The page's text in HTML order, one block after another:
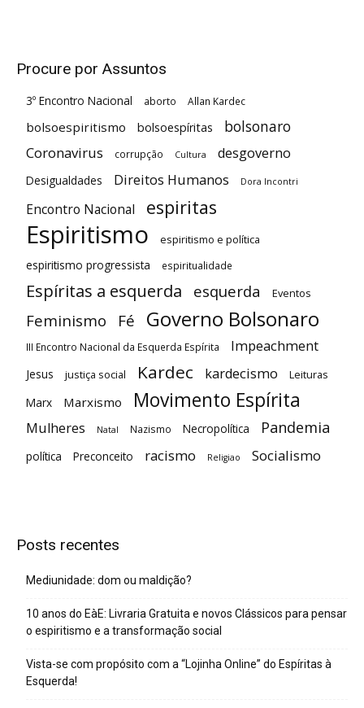
Procure por Assuntos
3º Encontro Nacional aborto Allan Kardec
bolsoespiritismo bolsoespíritas bolsonaro
Coronavirus corrupção Cultura desgoverno
Desigualdades Direitos Humanos Dora Incontri
Encontro Nacional espiritas
Espiritismo espiritismo e política
espiritismo progressista espiritualidade
Espíritas a esquerda esquerda Eventos
Feminismo Fé Governo Bolsonaro
III Encontro Nacional da Esquerda Espírita Impeachment
Jesus justiça social Kardec kardecismo Leituras
Marx Marxismo Movimento Espírita
Mulheres Natal Nazismo Necropolítica Pandemia
política Preconceito racismo Religiao Socialismo
Posts recentes
Mediunidade: dom ou maldição?
10 anos do EàE: Livraria Gratuita e novos Clássicos para pensar
o espiritismo e a transformação social
Vista-se com propósito com a “Lojinha Online” do Espíritas à
Esquerda!